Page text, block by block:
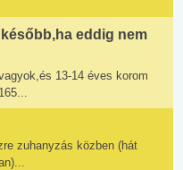
eddig nem
13-14 éves korom
zuhanyzás közben (hát